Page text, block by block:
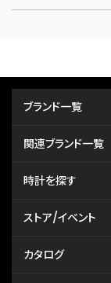
ブランド一覧
関連ブランド一覧
時計を探す
ストア/イベント
カタログ